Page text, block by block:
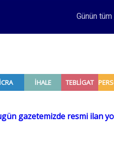
Konyalı önce
Günün tüm